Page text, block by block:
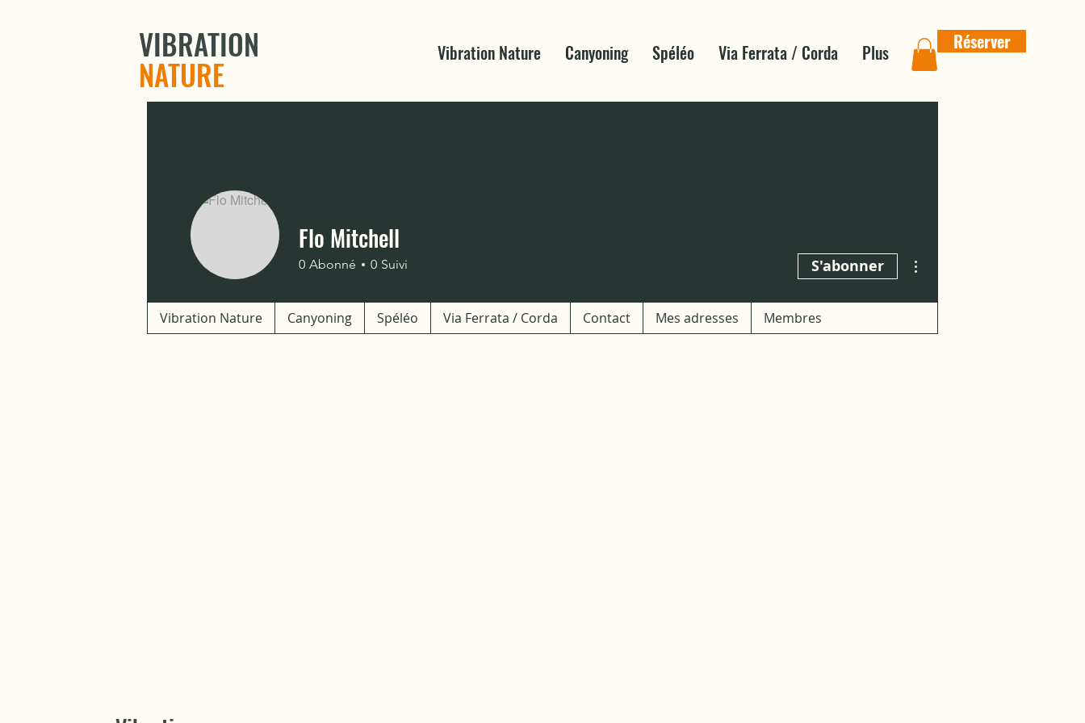
VIBRATION
NATURE
Vibration Nature Canyoning Spéléo Via Ferrata / Corda Plus Réserver
Flo Mitchell
0 Abonné 0 Suivi S'abonner
Vibration Nature Canyoning Spéléo Via Ferrata / Corda Contact Mes adresses Membres